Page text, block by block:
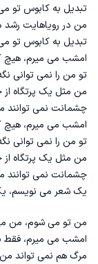
تبدیل به کابوس تو
من در رویاهایت
تبدیل به کابوس تو
امشب می میرم، هیچ
تو من را نمی توانی
من مثل یک پرتگاه
چشمانت نمی توانند
امشب می میرم، هیچ
تو من را نمی توانی
من مثل یک پرتگاه
چشمانت نمی توانند
یک شعر می نویسم،
من تو می شوم، من
امشب می میرم، فقط
مرگ هم نمی تواند